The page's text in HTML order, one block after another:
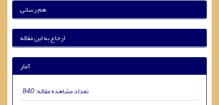
هم رسانی
ارجاع به این مقاله
آمار
تعداد مشاهده مقاله:840